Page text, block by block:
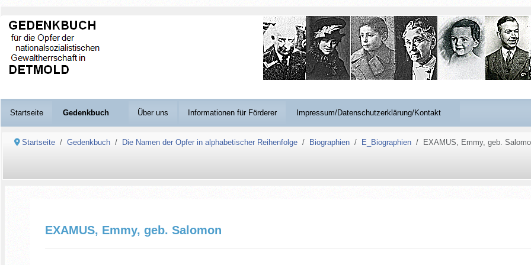
Startseite Gedenkbuch Über uns Informationen für Förderer Impressum/Datenschutzerklärung/Kontakt
Startseite Gedenkbuch Die Namen der Opfer in alphabetischer Reihenfolge Biographien E_Biographien EXAMUS, Emmy, geb.
EXAMUS, Emmy, geb. Salomon